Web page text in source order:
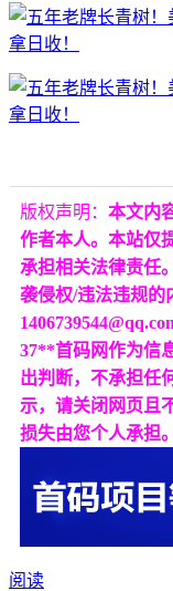
版权声明： 本文内
作者本人。本站仅
承担相关法律责任
袭侵权/违法违规的
37**首码网作为信
出判断，不承担任
示，请关闭网页且
损失由您个人承担。
阅读